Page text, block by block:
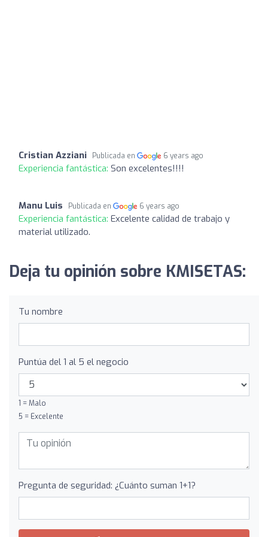
Cristian Azziani Publicada en 6 years ago
Experiencia fantástica: Son excelentes!!!!
Manu Luis Publicada en 6 years ago
Experiencia fantástica: Excelente calidad de trabajo y
material utilizado.
Deja tu opinión sobre KMISETAS:
Tu nombre
Puntúa del 1 al 5 el negocio
1 = Malo
5 = Excelente
Pregunta de seguridad: ¿Cuánto suman 1+1?